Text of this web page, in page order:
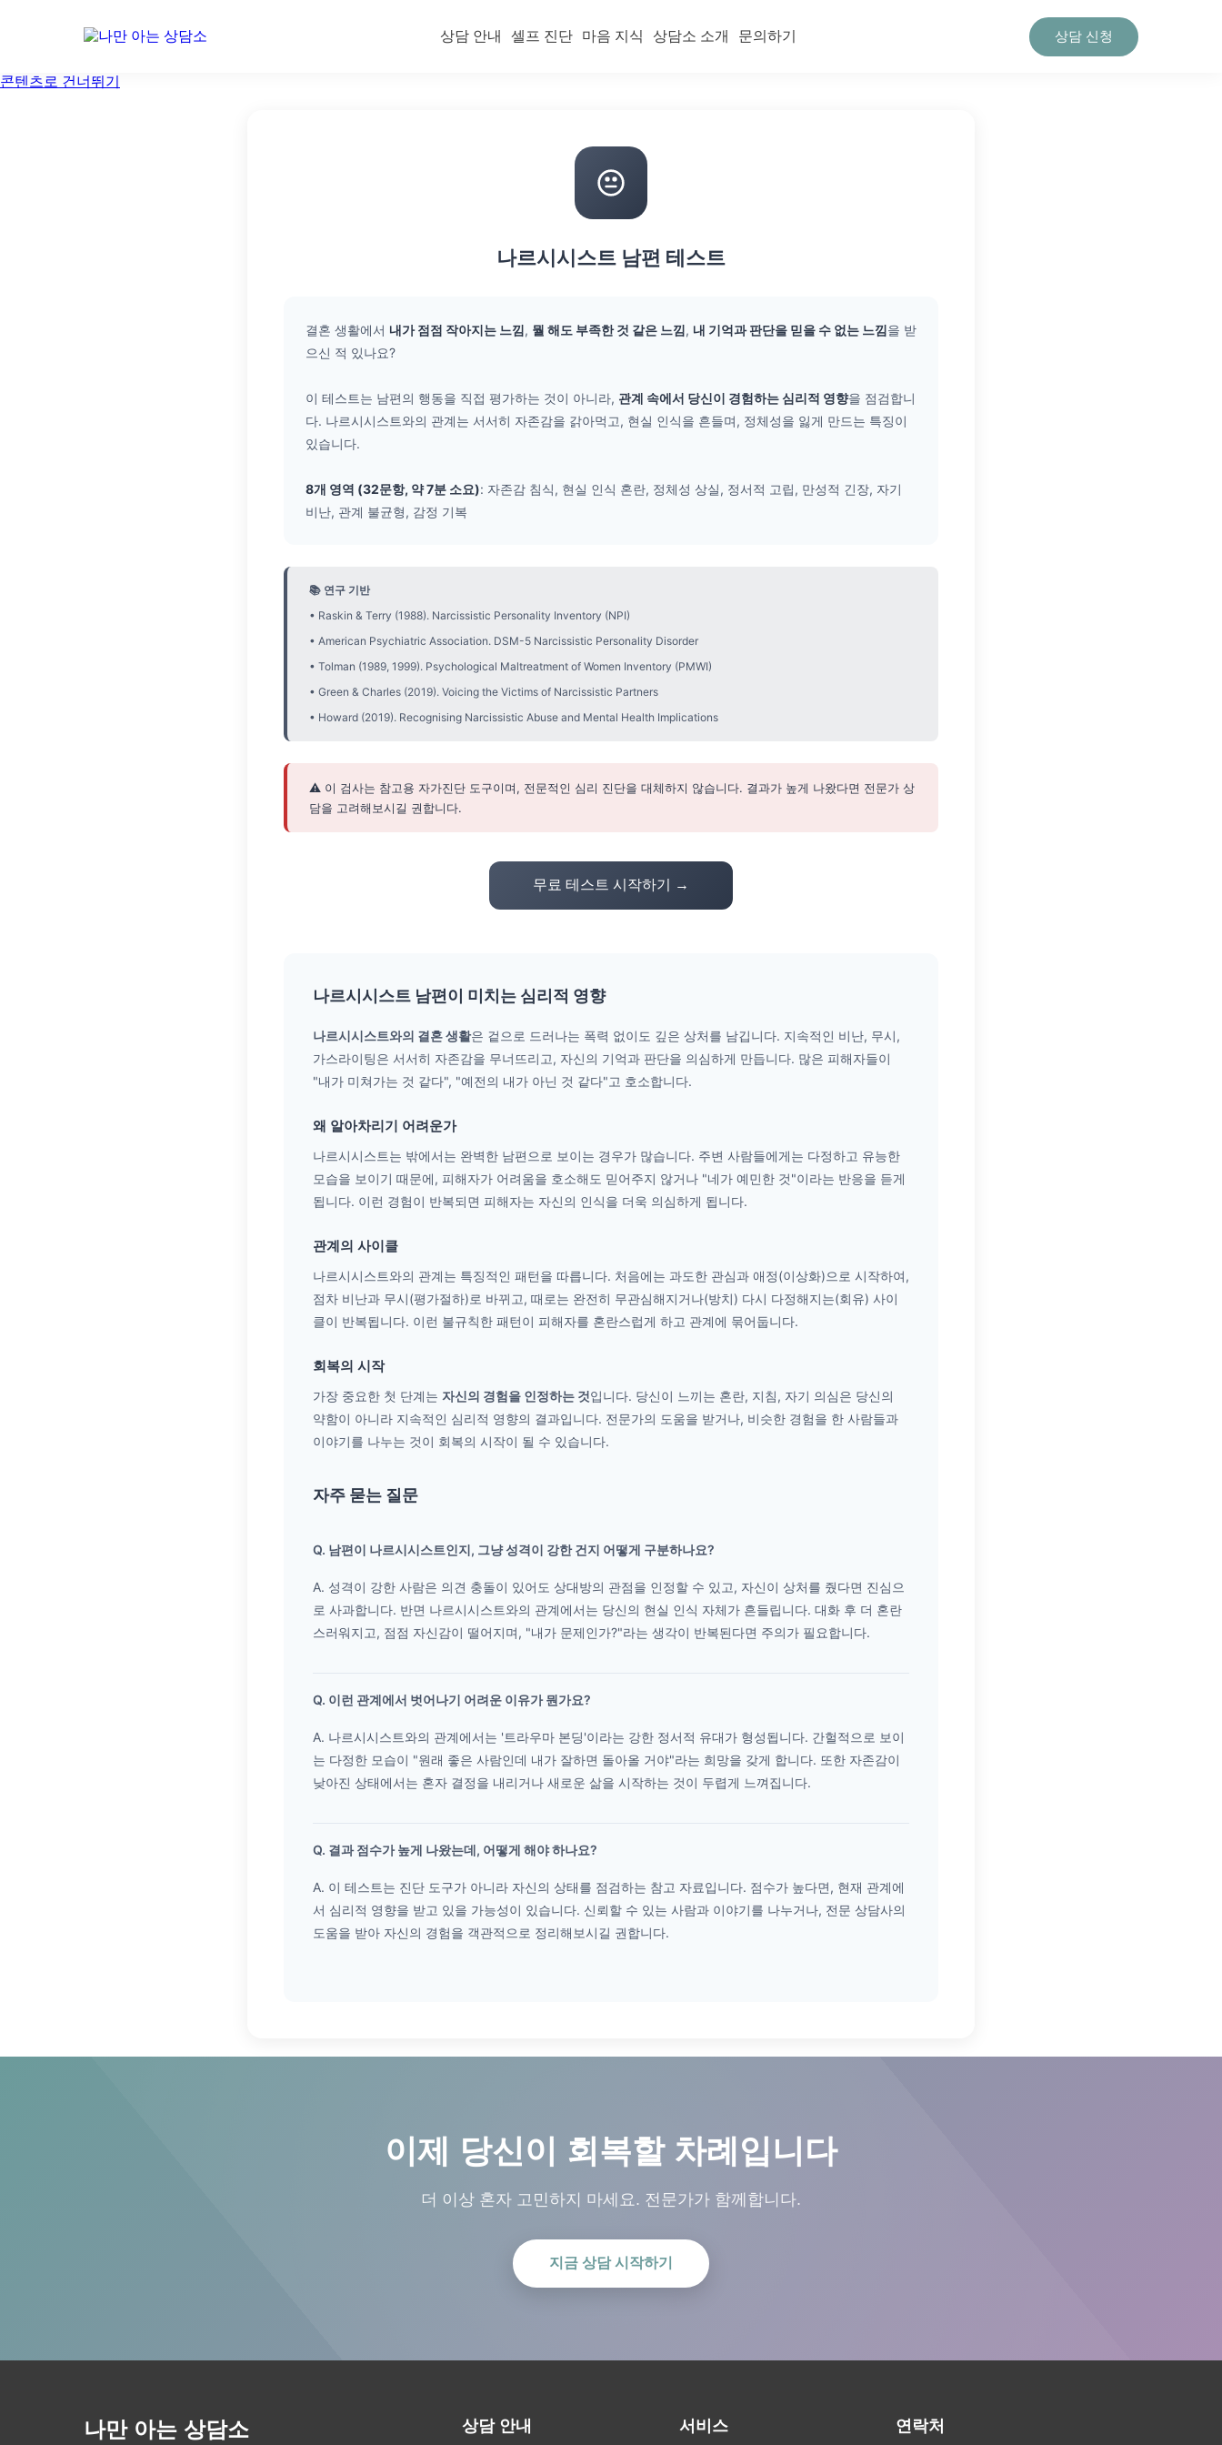
콘텐츠로 건너뛰기
상담 안내 셀프 진단 마음 지식 상담소 소개 문의하기 상담 신청
나르시시스트 남편 테스트
결혼 생활에서 내가 점점 작아지는 느낌, 뭘 해도 부족한 것 같은 느낌, 내 기억과 판단을 믿을 수 없는 느낌을 받
으신 적 있나요?
이 테스트는 남편의 행동을 직접 평가하는 것이 아니라, 관계 속에서 당신이 경험하는 심리적 영향을 점검합니
다. 나르시시스트와의 관계는 서서히 자존감을 갉아먹고, 현실 인식을 흔들며, 정체성을 잃게 만드는 특징이
있습니다.
8개 영역 (32문항, 약 7분 소요): 자존감 침식, 현실 인식 혼란, 정체성 상실, 정서적 고립, 만성적 긴장, 자기
비난, 관계 불균형, 감정 기복
📚 연구 기반
• Raskin & Terry (1988). Narcissistic Personality Inventory (NPI)
• American Psychiatric Association. DSM-5 Narcissistic Personality Disorder
• Tolman (1989, 1999). Psychological Maltreatment of Women Inventory (PMWI)
• Green & Charles (2019). Voicing the Victims of Narcissistic Partners
• Howard (2019). Recognising Narcissistic Abuse and Mental Health Implications
⚠️ 이 검사는 참고용 자가진단 도구이며, 전문적인 심리 진단을 대체하지 않습니다. 결과가 높게 나왔다면 전문가 상
담을 고려해보시길 권합니다.
무료 테스트 시작하기 →
나르시시스트 남편이 미치는 심리적 영향
나르시시스트와의 결혼 생활은 겉으로 드러나는 폭력 없이도 깊은 상처를 남깁니다. 지속적인 비난, 무시,
가스라이팅은 서서히 자존감을 무너뜨리고, 자신의 기억과 판단을 의심하게 만듭니다. 많은 피해자들이
"내가 미쳐가는 것 같다", "예전의 내가 아닌 것 같다"고 호소합니다.
왜 알아차리기 어려운가
나르시시스트는 밖에서는 완벽한 남편으로 보이는 경우가 많습니다. 주변 사람들에게는 다정하고 유능한
모습을 보이기 때문에, 피해자가 어려움을 호소해도 믿어주지 않거나 "네가 예민한 것"이라는 반응을 듣게
됩니다. 이런 경험이 반복되면 피해자는 자신의 인식을 더욱 의심하게 됩니다.
관계의 사이클
나르시시스트와의 관계는 특징적인 패턴을 따릅니다. 처음에는 과도한 관심과 애정(이상화)으로 시작하여,
점차 비난과 무시(평가절하)로 바뀌고, 때로는 완전히 무관심해지거나(방치) 다시 다정해지는(회유) 사이
클이 반복됩니다. 이런 불규칙한 패턴이 피해자를 혼란스럽게 하고 관계에 묶어둡니다.
회복의 시작
가장 중요한 첫 단계는 자신의 경험을 인정하는 것입니다. 당신이 느끼는 혼란, 지침, 자기 의심은 당신의
약함이 아니라 지속적인 심리적 영향의 결과입니다. 전문가의 도움을 받거나, 비슷한 경험을 한 사람들과
이야기를 나누는 것이 회복의 시작이 될 수 있습니다.
자주 묻는 질문
Q. 남편이 나르시시스트인지, 그냥 성격이 강한 건지 어떻게 구분하나요?
A. 성격이 강한 사람은 의견 충돌이 있어도 상대방의 관점을 인정할 수 있고, 자신이 상처를 줬다면 진심으
로 사과합니다. 반면 나르시시스트와의 관계에서는 당신의 현실 인식 자체가 흔들립니다. 대화 후 더 혼란
스러워지고, 점점 자신감이 떨어지며, "내가 문제인가?"라는 생각이 반복된다면 주의가 필요합니다.
Q. 이런 관계에서 벗어나기 어려운 이유가 뭔가요?
A. 나르시시스트와의 관계에서는 '트라우마 본딩'이라는 강한 정서적 유대가 형성됩니다. 간헐적으로 보이
는 다정한 모습이 "원래 좋은 사람인데 내가 잘하면 돌아올 거야"라는 희망을 갖게 합니다. 또한 자존감이
낮아진 상태에서는 혼자 결정을 내리거나 새로운 삶을 시작하는 것이 두렵게 느껴집니다.
Q. 결과 점수가 높게 나왔는데, 어떻게 해야 하나요?
A. 이 테스트는 진단 도구가 아니라 자신의 상태를 점검하는 참고 자료입니다. 점수가 높다면, 현재 관계에
서 심리적 영향을 받고 있을 가능성이 있습니다. 신뢰할 수 있는 사람과 이야기를 나누거나, 전문 상담사의
도움을 받아 자신의 경험을 객관적으로 정리해보시길 권합니다.
이제 당신이 회복할 차례입니다
더 이상 혼자 고민하지 마세요. 전문가가 함께합니다.
지금 상담 시작하기
나만 아는 상담소 상담 안내 서비스 연락처